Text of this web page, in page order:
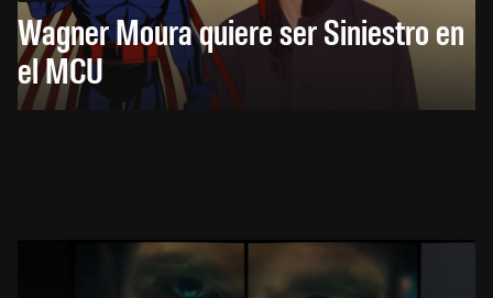
Wagner Moura quiere ser Siniestro en
el MCU